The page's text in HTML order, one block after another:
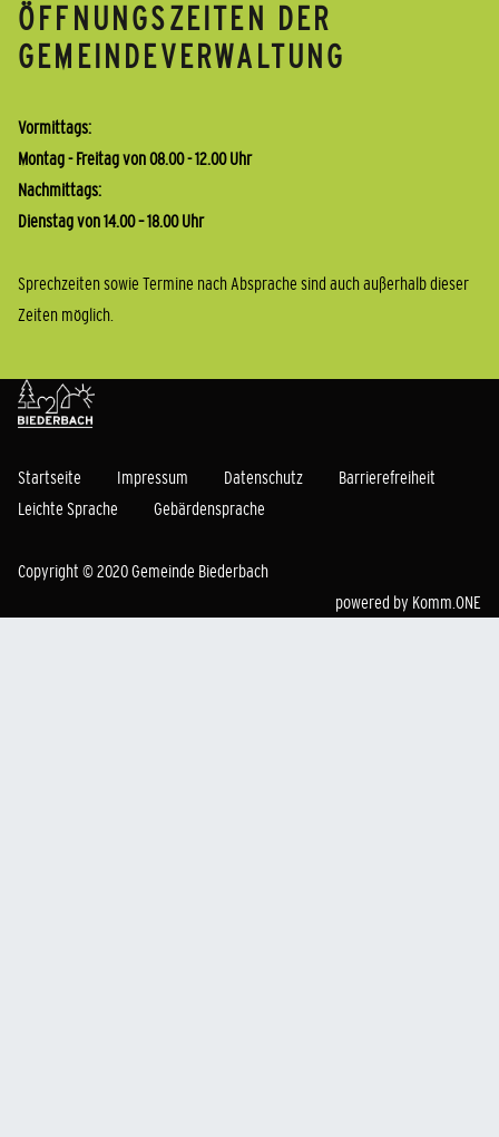
ÖFFNUNGSZEITEN DER
GEMEINDEVERWALTUNG
Vormittags:
Montag - Freitag von 08.00 - 12.00 Uhr
Nachmittags:
Dienstag von 14.00 – 18.00 Uhr
Sprechzeiten sowie Termine nach Absprache sind auch außerhalb dieser
Zeiten möglich.
Startseite Impressum Datenschutz
Barrierefreiheit
Leichte Sprache
Gebärdensprache
Copyright © 2020 Gemeinde Biederbach
powered by Komm.ONE